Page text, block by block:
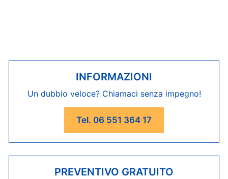
INFORMAZIONI
Un dubbio veloce? Chiamaci senza impegno!
Tel. 06 551 364 17
PREVENTIVO GRATUITO